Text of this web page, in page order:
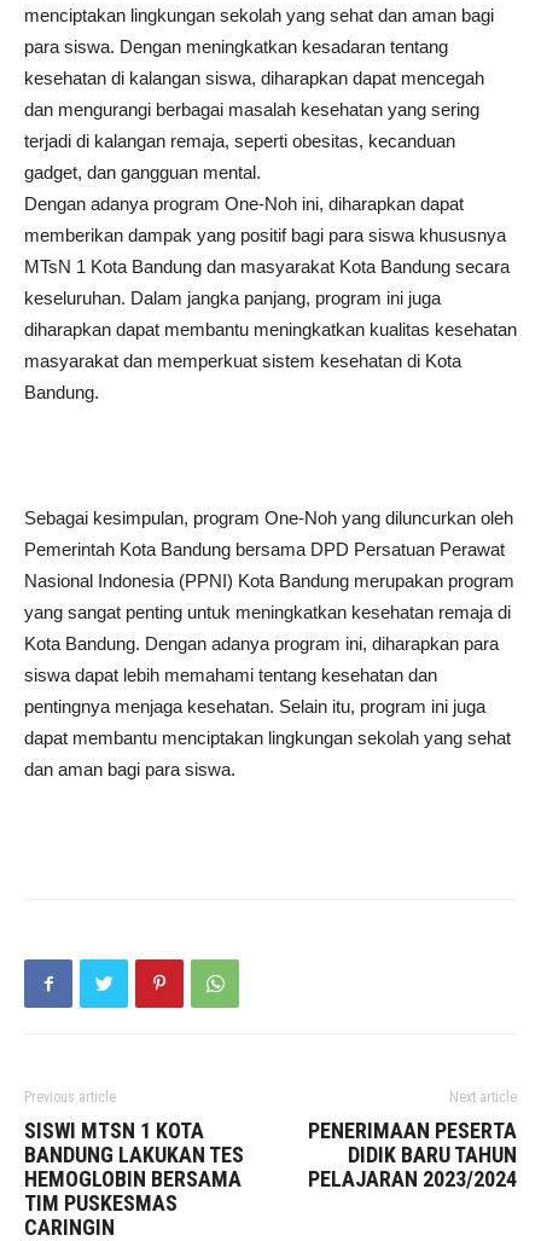
menciptakan lingkungan sekolah yang sehat dan aman bagi
para siswa. Dengan meningkatkan kesadaran tentang
kesehatan di kalangan siswa, diharapkan dapat mencegah
dan mengurangi berbagai masalah kesehatan yang sering
terjadi di kalangan remaja, seperti obesitas, kecanduan
gadget, dan gangguan mental.
Dengan adanya program One-Noh ini, diharapkan dapat
memberikan dampak yang positif bagi para siswa khususnya
MTsN 1 Kota Bandung dan masyarakat Kota Bandung secara
keseluruhan. Dalam jangka panjang, program ini juga
diharapkan dapat membantu meningkatkan kualitas kesehatan
masyarakat dan memperkuat sistem kesehatan di Kota
Bandung.
Sebagai kesimpulan, program One-Noh yang diluncurkan oleh
Pemerintah Kota Bandung bersama DPD Persatuan Perawat
Nasional Indonesia (PPNI) Kota Bandung merupakan program
yang sangat penting untuk meningkatkan kesehatan remaja di
Kota Bandung. Dengan adanya program ini, diharapkan para
siswa dapat lebih memahami tentang kesehatan dan
pentingnya menjaga kesehatan. Selain itu, program ini juga
dapat membantu menciptakan lingkungan sekolah yang sehat
dan aman bagi para siswa.
Previous article
SISWI MTSN 1 KOTA
BANDUNG LAKUKAN TES
HEMOGLOBIN BERSAMA
TIM PUSKESMAS
CARINGIN
Next article
PENERIMAAN PESERTA
DIDIK BARU TAHUN
PELAJARAN 2023/2024